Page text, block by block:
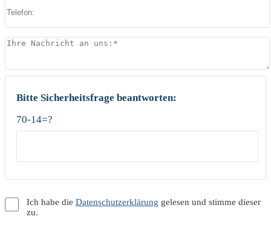
Bitte Sicherheitsfrage beantworten:
70-14=?
Ich habe die Datenschutzerklärung gelesen und stimme dieser
zu.